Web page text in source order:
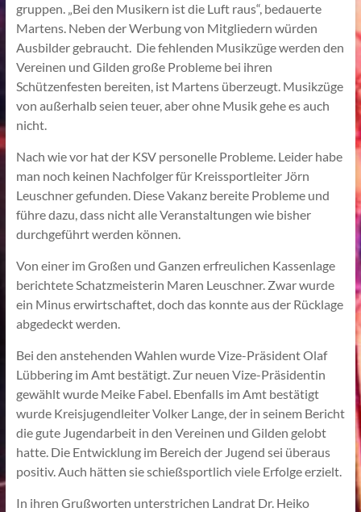
gruppen. „Bei den Musikern ist die Luft raus“, bedauerte
Martens. Neben der Werbung von Mitgliedern würden
Ausbilder gebraucht. Die fehlenden Musikzüge werden den
Vereinen und Gilden große Probleme bei ihren
Schützenfesten bereiten, ist Martens überzeugt. Musikzüge
von außerhalb seien teuer, aber ohne Musik gehe es auch
nicht.
Nach wie vor hat der KSV personelle Probleme. Leider habe
man noch keinen Nachfolger für Kreissportleiter Jörn
Leuschner gefunden. Diese Vakanz bereite Probleme und
führe dazu, dass nicht alle Veranstaltungen wie bisher
durchgeführt werden können.
Von einer im Großen und Ganzen erfreulichen Kassenlage
berichtete Schatzmeisterin Maren Leuschner. Zwar wurde
ein Minus erwirtschaftet, doch das konnte aus der Rücklage
abgedeckt werden.
Bei den anstehenden Wahlen wurde Vize-Präsident Olaf
Lübbering im Amt bestätigt. Zur neuen Vize-Präsidentin
gewählt wurde Meike Fabel. Ebenfalls im Amt bestätigt
wurde Kreisjugendleiter Volker Lange, der in seinem Bericht
die gute Jugendarbeit in den Vereinen und Gilden gelobt
hatte. Die Entwicklung im Bereich der Jugend sei überaus
positiv. Auch hätten sie schießsportlich viele Erfolge erzielt.
In ihren Grußworten unterstrichen Landrat Dr. Heiko